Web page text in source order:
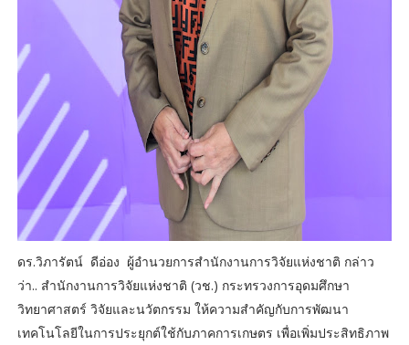
ดร.วิภารัตน์ ดีอ่อง ผู้อำนวยการสำนักงานการวิจัยแห่งชาติ กล่าว
ว่า.. สำนักงานการวิจัยแห่งชาติ (วช.) กระทรวงการอุดมศึกษา
วิทยาศาสตร์ วิจัยและนวัตกรรม ให้ความสำคัญกับการพัฒนา
เทคโนโลยีในการประยุกต์ใช้กับภาคการเกษตร เพื่อเพิ่มประสิทธิภาพ